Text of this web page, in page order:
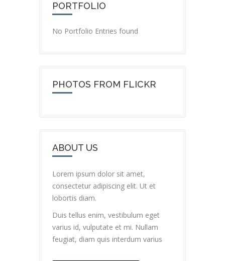
PORTFOLIO
No Portfolio Entries found
PHOTOS FROM FLICKR
ABOUT US
Lorem ipsum dolor sit amet,
consectetur adipiscing elit. Ut et
lobortis diam.
Duis tellus enim, vestibulum eget
varius id, vulputate et mi. Nullam
feugiat, diam quis interdum varius